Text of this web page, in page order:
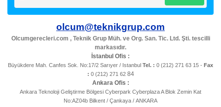
olcum@teknikgrup.com
Olcumgerecleri.com , Teknik Grup Müh. ve Org. San. Tic. Ltd. Şti. tescilli
markasıdır.
İstanbul Ofis :
Büyükdere Mah. Canfes Sok. No:17/2 Sarıyer / Istanbul Tel. : 0 (212) 271 63 15 - Fax
: 0 (212) 271 6284
Ankara Ofis :
Ankara Teknoloji Geliştirme Bölgesi Cyberpark Cyberplaza A Blok Zemin Kat
No:AZ04b Bilkent / Çankaya / ANKARA